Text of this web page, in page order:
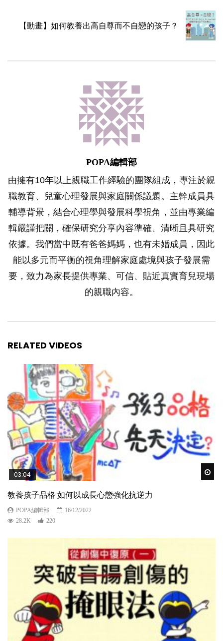
【動畫】如何教養出高自尊而不自戀的孩子？
POPA編輯部
由擁有10年以上親職工作經驗的團隊組成，專注於親
職教育、兒童心理發展與家庭關係議題。主幹成員具
輔導背景，結合心理學與發展科學視角，並由專業編
輯嚴謹把關，確保研究分享內容準確、清晰且具研究
依據。我們當中既有爸爸媽媽，也有未婚成員，因此
能以多元而平衡的視角理解家庭處境與孩子發展需
要，致力為家長提供專業、可信、貼近真實育兒現場
的親職內容。
RELATED VIDEOS
03:04
教養孩子品格 如何以成長心態強化抗逆力
POPA編輯部
16/12/2022
28.2K
220